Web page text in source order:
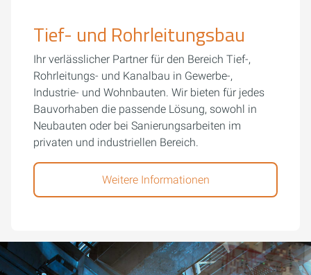
Tief- und Rohrleitungsbau
Ihr verlässlicher Partner für den Bereich Tief-,
Rohrleitungs- und Kanalbau in Gewerbe-,
Industrie- und Wohnbauten. Wir bieten für jedes
Bauvorhaben die passende Lösung, sowohl in
Neubauten oder bei Sanierungsarbeiten im
privaten und industriellen Bereich.
Weitere Informationen